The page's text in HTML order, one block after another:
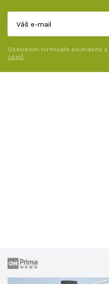
Odesláním formuláře souhlasíte s
údajů